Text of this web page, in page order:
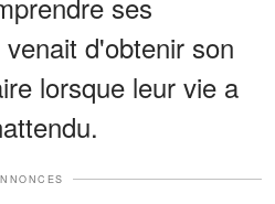
d'obtenir son
lorsque leur vie a